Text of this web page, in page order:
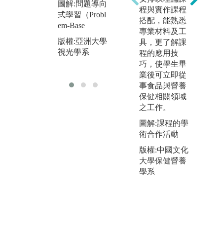
圖解:問題導向
式學習（Probl
em-Base
版權:亞洲大學
視光學系
程與實作課程
搭配，能熟悉
專業材料及工
具，更了解課
程的應用技
巧，使學生畢
業後可立即從
事食品與營養
保健相關領域
之工作。
圖解:課程的學
術合作活動
版權:中國文化
大學保健營養
學系